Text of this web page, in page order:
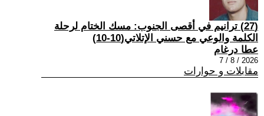
(27) ترانيم في أقصى الجنوب: مسك الختام لرحلة
الكلمة والوعي مع حسني الإتلاتي(10-10)
عطا درغام
2026 / 8 / 7
مقابلات و حوارات